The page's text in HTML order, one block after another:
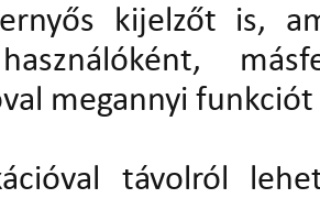
kijelzőt is,
megannyi
távolról